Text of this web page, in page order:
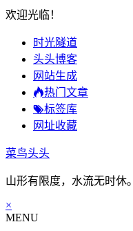
欢迎光临！
时光隧道
头头博客
网站生成
热门文章
标签库
网址收藏
菜鸟头头
山形有限度，水流无时休。
×
MENU